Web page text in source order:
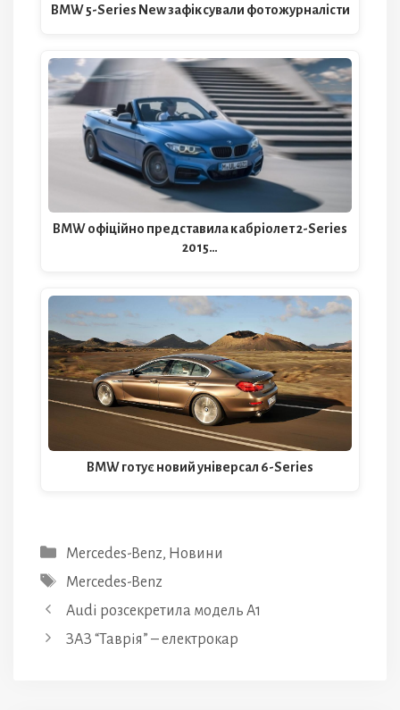
BMW 5-Series New зафіксували фотожурналісти
BMW офіційно представила кабріолет 2-Series
2015…
BMW готує новий універсал 6-Series
Категорії
Mercedes-Benz, Новини
Позначки
Mercedes-Benz
Audi розсекретила модель A1
ЗАЗ “Таврія” – електрокар